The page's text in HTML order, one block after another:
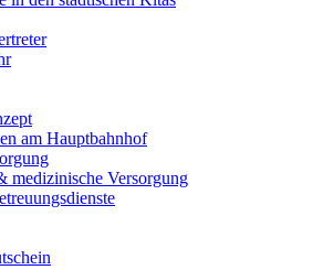
am Hauptbahnhof
medizinische Versorgung